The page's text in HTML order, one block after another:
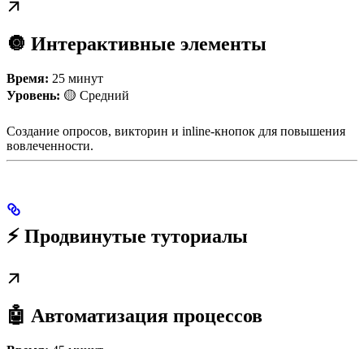
🔘 Интерактивные элементы
Время: 25 минут
Уровень: 🟡 Средний
Создание опросов, викторин и inline-кнопок для повышения
вовлеченности.
⚡ Продвинутые туториалы
🤖 Автоматизация процессов